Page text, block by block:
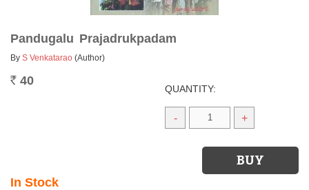
Pandugalu Prajadrukpadam
By S Venkatarao (Author)
Rs. 40
QUANTITY:
- +
In Stock